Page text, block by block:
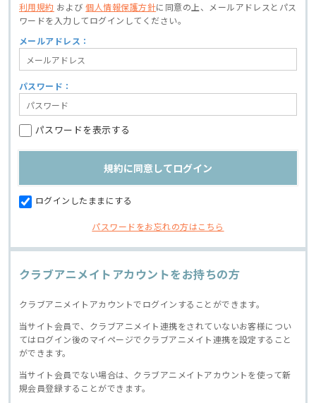
利用規約 および個人情報保護方針に同意の上、
メールアドレスとパス
ワードを入力してログインしてください。
メールアドレス：
パスワード：
パスワードを表示する
ログインしたままにする
パスワードをお忘れの方はこちら
クラブアニメイトアカウントをお持ちの方
クラブアニメイトアカウントでログインすることができます。
当サイト会員で、クラブアニメイト連携をされていないお客様につい
てはログイン後のマイページでクラブアニメイト連携を設定すること
ができます。
当サイト会員でない場合は、クラブアニメイトアカウントを使って新
規会員登録することができます。